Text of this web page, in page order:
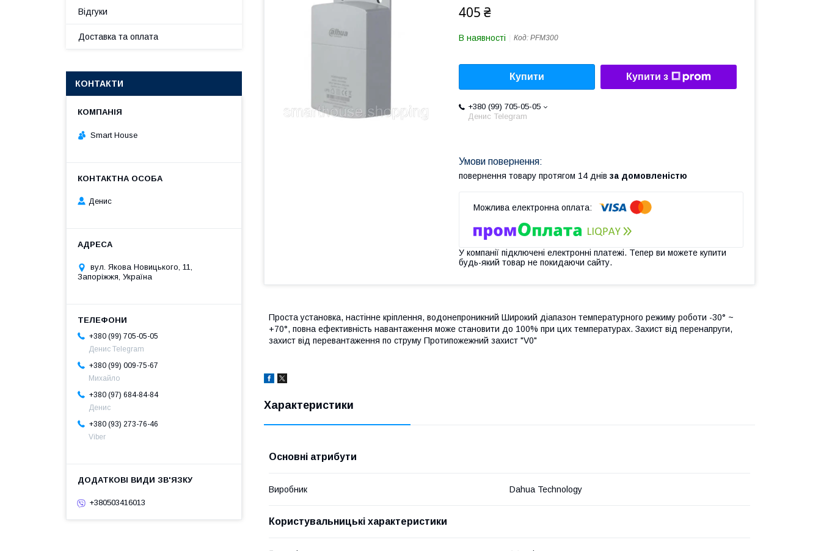
405 ₴
В наявності Код: PFM300
Купити Купити з
+380 (99) 705-05-05
Денис Telegram
повернення товару протягом 14 днів за домовленістю
У компанії підключені електронні платежі. Тепер ви можете купити
будь-який товар не покидаючи сайту.
Проста установка, настінне кріплення, водонепроникний Широкий діапазон температурного режиму роботи -30° ~
+70°, повна ефективність навантаження може становити до 100% при цих температурах. Захист від перенапруги,
захист від перевантаження по струму Протипожежний захист "V0"
Характеристики
Основні атрибути
Виробник Dahua Technology
Користувальницькі характеристики
Відгуки
Доставка та оплата
КОНТАКТИ
Smart House
Денис
вул. Якова Новицького, 11,
Запоріжжя, Україна
+380 (99) 705-05-05
Денис Telegram
+380 (99) 009-75-67
Михайло
+380 (97) 684-84-84
Денис
+380 (93) 273-76-46
Viber
+380503416013